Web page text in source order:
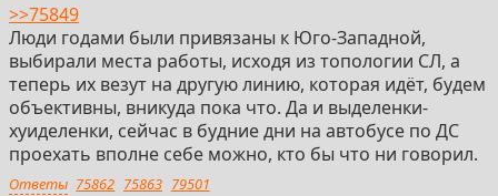
>>75849
Люди годами были привязаны к Юго-Западной,
выбирали места работы, исходя из топологии СЛ, а
теперь их везут на другую линию, которая идёт, будем
объективны, вникуда пока что. Да и выделенки-
хуиделенки, сейчас в будние дни на автобусе по ДС
проехать вполне себе можно, кто бы что ни говорил.
Ответы 75862 75863 79501